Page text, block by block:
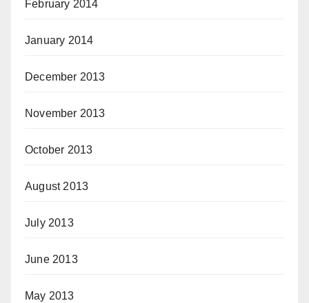
February 2014
January 2014
December 2013
November 2013
October 2013
August 2013
July 2013
June 2013
May 2013